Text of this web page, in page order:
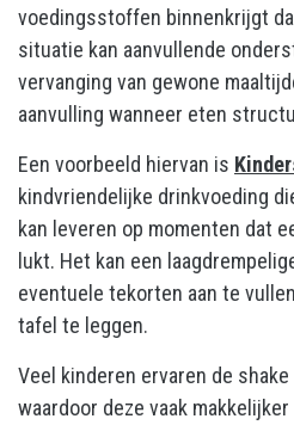
voedingsstoffen binnenkrijgt
situatie kan aanvullende
vervanging van gewone
aanvulling wanneer eten
Een voorbeeld hiervan is
kindvriendelijke drinkvoeding
kan leveren op momenten dat
lukt. Het kan een
eventuele tekorten aan te
tafel te leggen.
Veel kinderen ervaren de
waardoor deze vaak